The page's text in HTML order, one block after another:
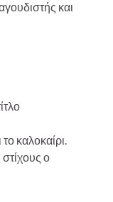
και
καλοκαίρι.
στίχους ο